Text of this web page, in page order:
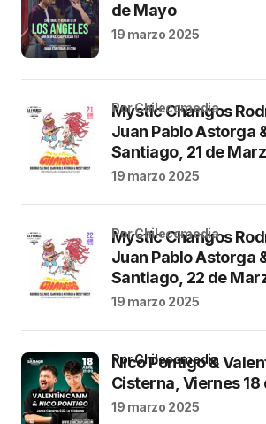
de Mayo
19 marzo 2025
Mystic Changos
Juan Pablo Astorga
Santiago, 21 de
por Chilecomedia
19 marzo 2025
Mystic Changos
Juan Pablo Astorga
Santiago, 22 de
por Chilecomedia
19 marzo 2025
Nico Pontigo &
Cisterna, Viernes 18
por Chilecomedia
19 marzo 2025